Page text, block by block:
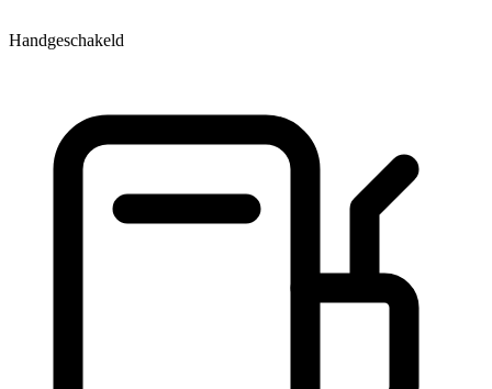
Handgeschakeld